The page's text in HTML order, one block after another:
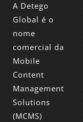
A Detego
Global é o
nome
comercial da
Mobile
Content
Management
Solutions
(MCMS)